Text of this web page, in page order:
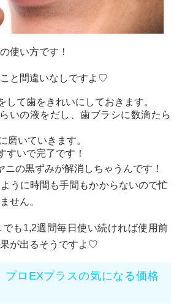
使い方です！
と間違いなしですよ♡
て歯をきれいにしておきます。
いの液をだし、歯ブラシに数滴たら
いていきます。
いで完了です！
ニの黒ずみが解消しちゃうんです！
うに時間も手間もかからないので忙
せん。
も1,2週間毎日使い続ければ使用前
が出るそうですよ♡
プロEXプラスの気になる価格